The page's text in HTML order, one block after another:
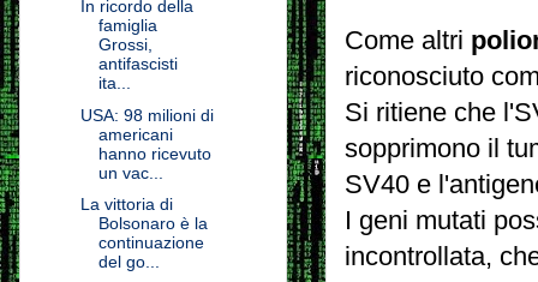
Come altri
riconosciuto
Si ritiene che
sopprimono il
SV40 e
I geni mutati
incontrollata,
In ricordo della
famiglia
Grossi,
antifascisti
ita...
USA: 98 milioni di
americani
hanno ricevuto
un vac...
La vittoria di
Bolsonaro è la
continuazione
del go...